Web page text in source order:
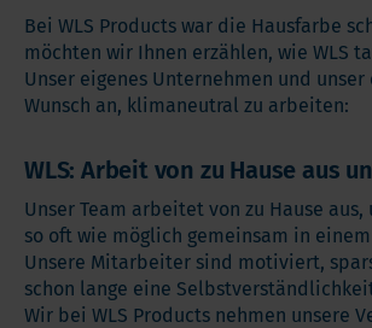
Multivitamin mit Eisen
Multivitamin ohne Eisen
Calcium
Proteine
Andere
Vorteilspakete
Soft Chews
Bei WLS Products war die Hausfarbe
möchten wir Ihnen erzählen, wie WLS
Unser eigenes Unternehmen und
Wunsch an, klimaneutral zu arbeiten:
WLS: Arbeit von zu Hause aus
Unser Team arbeitet von zu Hause
so oft wie möglich gemeinsam in
Unsere Mitarbeiter sind motiviert,
schon lange eine
Wir bei WLS Products nehmen unsere